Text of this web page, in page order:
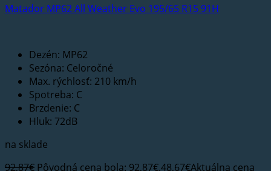
Matador MP62 All Weather Evo 195/65 R15 91H
Dezén: MP62
Sezóna: Celoročné
Max. rýchlosť: 210 km/h
Spotreba: C
Brzdenie: C
Hluk: 72dB
na sklade
92,87€ Pôvodná cena bola: 92,87€.48,67€Aktuálna cena